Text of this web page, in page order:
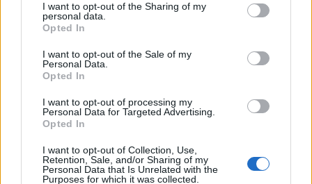
I want to opt-out of the Sharing of my
personal data.
Opted In
I want to opt-out of the Sale of my
Personal Data.
Opted In
I want to opt-out of processing my
Personal Data for Targeted Advertising.
Opted In
I want to opt-out of Collection, Use,
Retention, Sale, and/or Sharing of my
Personal Data that Is Unrelated with the
Purposes for which it was collected.
Motorbåtdefilering i Risør